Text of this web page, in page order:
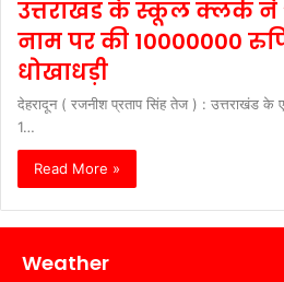
उत्तराखंड के स्कूल क्लर्क ने
नाम पर की 10000000
धोखाधड़ी
देहरादून ( रजनीश प्रताप सिंह तेज ) : उत्तराखंड
1…
Read More »
Weather